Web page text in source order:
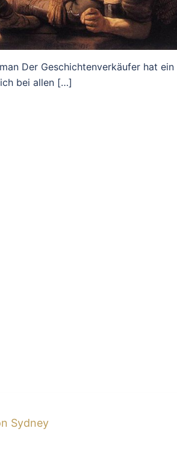
Der Geschichtenverkäufer hat
bei allen […]
Sydney